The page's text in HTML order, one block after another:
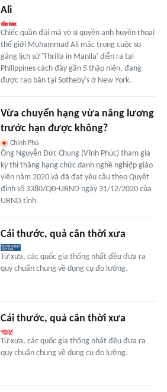
Ali
Chiếc quần đùi mà võ sĩ quyền anh huyền thoại
thế giới Muhammad Ali mặc trong cuộc so
găng lịch sử 'Thrilla in Manila' diễn ra tại
Philippines cách đây gần 5 thập niên, đang
được rao bán tại Sotheby's ở New York.
Vừa chuyển hạng vừa nâng lương
trước hạn được không?
Chính Phủ
Ông Nguyễn Đức Chung (Vĩnh Phúc) tham gia
kỳ thi thăng hạng chức danh nghề nghiệp giáo
viên năm 2020 và đã đạt yêu cầu theo Quyết
định số 3380/QĐ-UBND ngày 31/12/2020 của
UBND tỉnh.
Cái thước, quả cân thời xưa
Từ xưa, các quốc gia thống nhất đều đưa ra
quy chuẩn chung về dụng cụ đo lường.
Cái thước, quả cân thời xưa
Từ xưa, các quốc gia thống nhất đều đưa ra
quy chuẩn chung về dụng cụ đo lường.